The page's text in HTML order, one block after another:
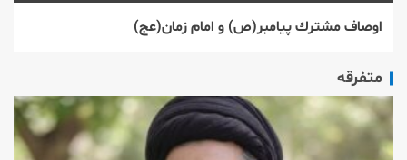
اوصاف مشترك پیامبر(ص) و امام زمان(عج)
متفرقه